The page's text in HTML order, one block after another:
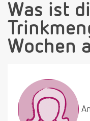
Was ist
Wochen